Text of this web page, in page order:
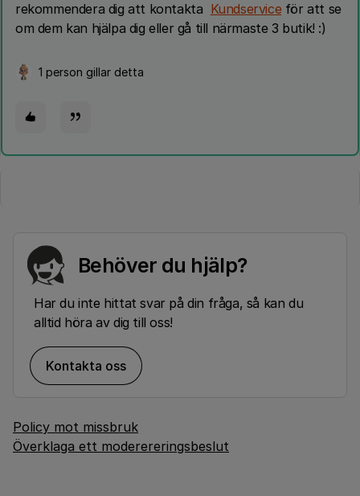
rekommendera dig att kontakta Kundservice för att se
om dem kan hjälpa dig eller gå till närmaste 3 butik! :)
1 person gillar detta
Behöver du hjälp?
Har du inte hittat svar på din fråga, så kan du
alltid höra av dig till oss!
Kontakta oss
Policy mot missbruk
Överklaga ett moderereringsbeslut